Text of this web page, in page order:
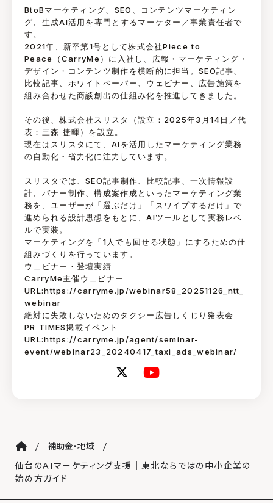
BtoBマーケティング、SEO、コンテンツマーケティン
グ、生成AI活用を専門とするマーケター／事業責任者で
す。
2021年、新卒第1号として株式会社Piece to
Peace（CarryMe）に入社し、広報・マーケティング・
デザイン・コンテンツ制作を横断的に担当。SEO記事、
比較記事、ホワイトペーパー、ウェビナー、広告施策を
組み合わせた商談創出の仕組み化を推進してきました。
その後、株式会社スリスタ（設立：2025年3月14日／代
表：三森 捷暉）を設立。
現在はスリスタにて、AIを活用したマーケティング業務
の自動化・省力化に注力しています。
スリスタでは、SEO記事制作、比較記事、一次情報設
計、バナー制作、構成案作成といったマーケティング業
務を、ユーザーが「選ぶだけ」「スワイプするだけ」で
進められる設計思想をもとに、AIツールとして実務レベ
ルで実装。
マーケティングを「1人でも回せる状態」にするための仕
組みづくりを行っています。
ウェビナー・登壇実績
CarryMe主催ウェビナー
URL:https://carryme.jp/webinar58_20251126_ntt_
webinar
絶対に失敗しないためのタクシー広告しくじり発表会
PR TIMES掲載イベント
URL:https://carryme.jp/agent/seminar-
event/webinar23_20240417_taxi_ads_webinar/
/ 補助金・地域 /
仙台のAIマーケティング支援｜東北ならではの中小企業の
始め方ガイド